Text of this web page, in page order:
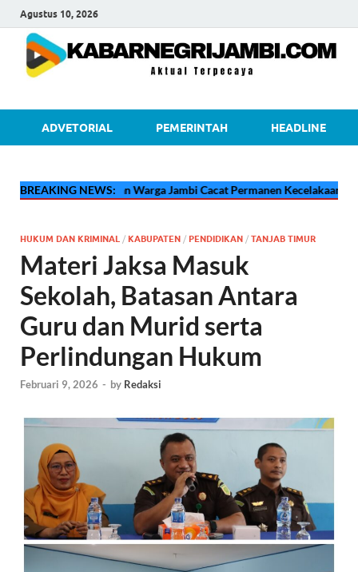
Agustus 10, 2026
ADVETORIAL PEMERINTAH HEADLINE
BREAKING NEWS:
Kisah Pilu Adzan Warga Jambi Cacat Permanen Kecelakaan Kerja di
HUKUM DAN KRIMINAL / KABUPATEN / PENDIDIKAN / TANJAB TIMUR
Materi Jaksa Masuk
Sekolah, Batasan Antara
Guru dan Murid serta
Perlindungan Hukum
Februari 9, 2026 - by Redaksi